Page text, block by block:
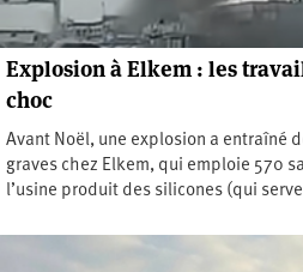
Explosion à Elkem : les
choc
Avant Noël, une explosion a entraîné
graves chez Elkem, qui emploie 570
l’usine produit des silicones (qui